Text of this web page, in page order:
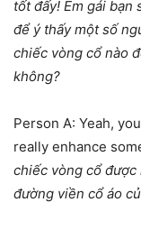
tốt đấy! Em gái bạn
để ý thấy một số
chiếc vòng cổ nào
không?
Person A: Yeah,
really enhance
chiếc vòng cổ
đường viền cổ áo